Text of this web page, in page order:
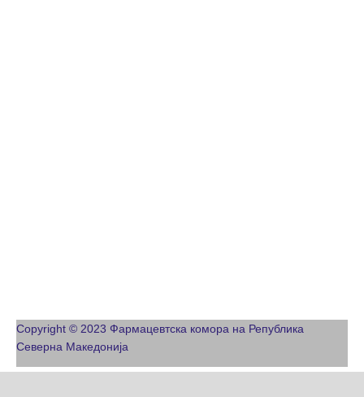
Copyright © 2023 Фармацевтска комора на Република
Северна Македонија